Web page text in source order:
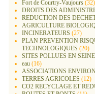
Fort de Courtry-Vaujours (32)
DROITS DES
REDUCTION DES
AGRICULTURE
INCINERATEURS (27)
PLAN PREVENTION
TECHNOLOGIQUES (20)
SITES POLLUES EN
eau (16)
ASSOCIATIONS
TERRES AGRICOLES (12)
CO2 RECYCLAGE ET